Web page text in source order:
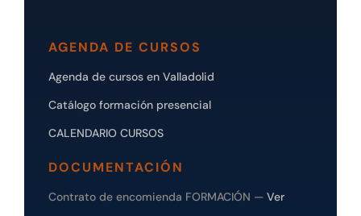
AGENDA DE CURSOS
Agenda de cursos en Valladolid
Catálogo formación presencial
CALENDARIO CURSOS
DOCUMENTACIÓN
Contrato de encomienda FORMACIÓN — Ver